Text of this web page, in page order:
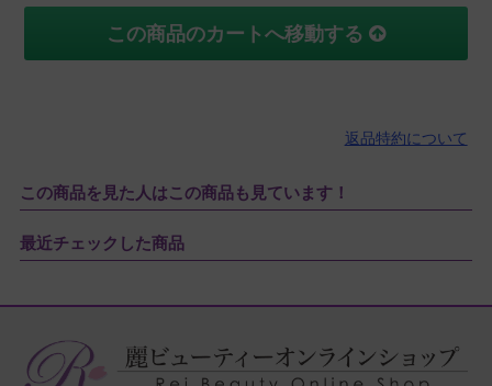
この商品のカートへ移動する
返品特約について
この商品を見た人はこの商品も見ています！
最近チェックした商品